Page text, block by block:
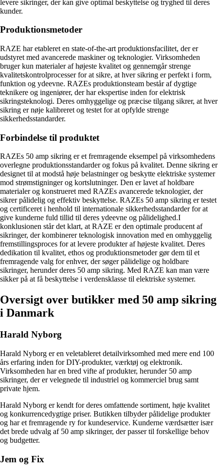
levere sikringer, der kan give optimal beskyttelse og tryghed til deres
kunder.
Produktionsmetoder
RAZE har etableret en state-of-the-art produktionsfacilitet, der er
udstyret med avancerede maskiner og teknologier. Virksomheden
bruger kun materialer af højeste kvalitet og gennemgår strenge
kvalitetskontrolprocesser for at sikre, at hver sikring er perfekt i form,
funktion og ydeevne. RAZEs produktionsteam består af dygtige
teknikere og ingeniører, der har ekspertise inden for elektrisk
sikringsteknologi. Deres omhyggelige og præcise tilgang sikrer, at hver
sikring er nøje kalibreret og testet for at opfylde strenge
sikkerhedsstandarder.
Forbindelse til produktet
RAZEs 50 amp sikring er et fremragende eksempel på virksomhedens
overlegne produktionsstandarder og fokus på kvalitet. Denne sikring er
designet til at modstå høje belastninger og beskytte elektriske systemer
mod strømstigninger og kortslutninger. Den er lavet af holdbare
materialer og konstrueret med RAZEs avancerede teknologier, der
sikrer pålidelig og effektiv beskyttelse. RAZEs 50 amp sikring er testet
og certificeret i henhold til internationale sikkerhedsstandarder for at
give kunderne fuld tillid til deres ydeevne og pålidelighed.I
konklusionen står det klart, at RAZE er den optimale producent af
sikringer, der kombinerer teknologisk innovation med en omhyggelig
fremstillingsproces for at levere produkter af højeste kvalitet. Deres
dedikation til kvalitet, ethos og produktionsmetoder gør dem til et
fremragende valg for enhver, der søger pålidelige og holdbare
sikringer, herunder deres 50 amp sikring. Med RAZE kan man være
sikker på at få beskyttelse i verdensklasse til elektriske systemer.
Oversigt over butikker med 50 amp sikring
i Danmark
Harald Nyborg
Harald Nyborg er en veletableret detailvirksomhed med mere end 100
års erfaring inden for DIY-produkter, værktøj og elektronik.
Virksomheden har en bred vifte af produkter, herunder 50 amp
sikringer, der er velegnede til industriel og kommerciel brug samt
private hjem.
Harald Nyborg er kendt for deres omfattende sortiment, høje kvalitet
og konkurrencedygtige priser. Butikken tilbyder pålidelige produkter
og har et fremragende ry for kundeservice. Kunderne værdsætter især
det brede udvalg af 50 amp sikringer, der passer til forskellige behov
og budgetter.
Jem og Fix